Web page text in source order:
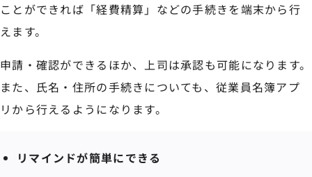
ことができれば「経費精算」などの手続きを端末から行
えます。
申請・確認ができるほか、上司は承認も可能になります。
また、氏名・住所の手続きについても、従業員名簿アプ
リから行えるようになります。
リマインドが簡単にできる